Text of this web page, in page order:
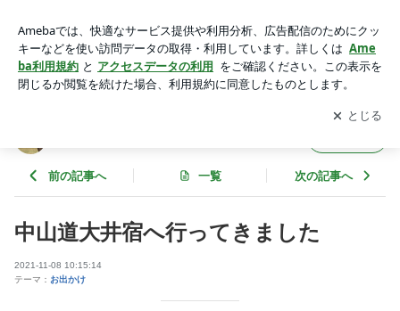
ログ
アプリをダウンロードして ブログの更新通知
を受け取りまし
ょう。
開く
前の記事へ 一覧 次の記事へ
中山道大井宿へ行ってきました
2021-11-08 10:15:14
テーマ： お出かけ